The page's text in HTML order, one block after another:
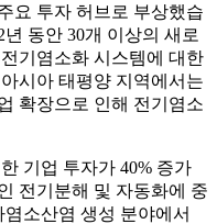
요 투자 허브로 부상했습
동안 30개 이상의 새로
기염소화 시스템에 대한
시아 태평양 지역에서는
확장으로 인해 전기염소
기업 투자가 40% 증가
전기분해 및 자동화에 중
소산염 생성 분야에서